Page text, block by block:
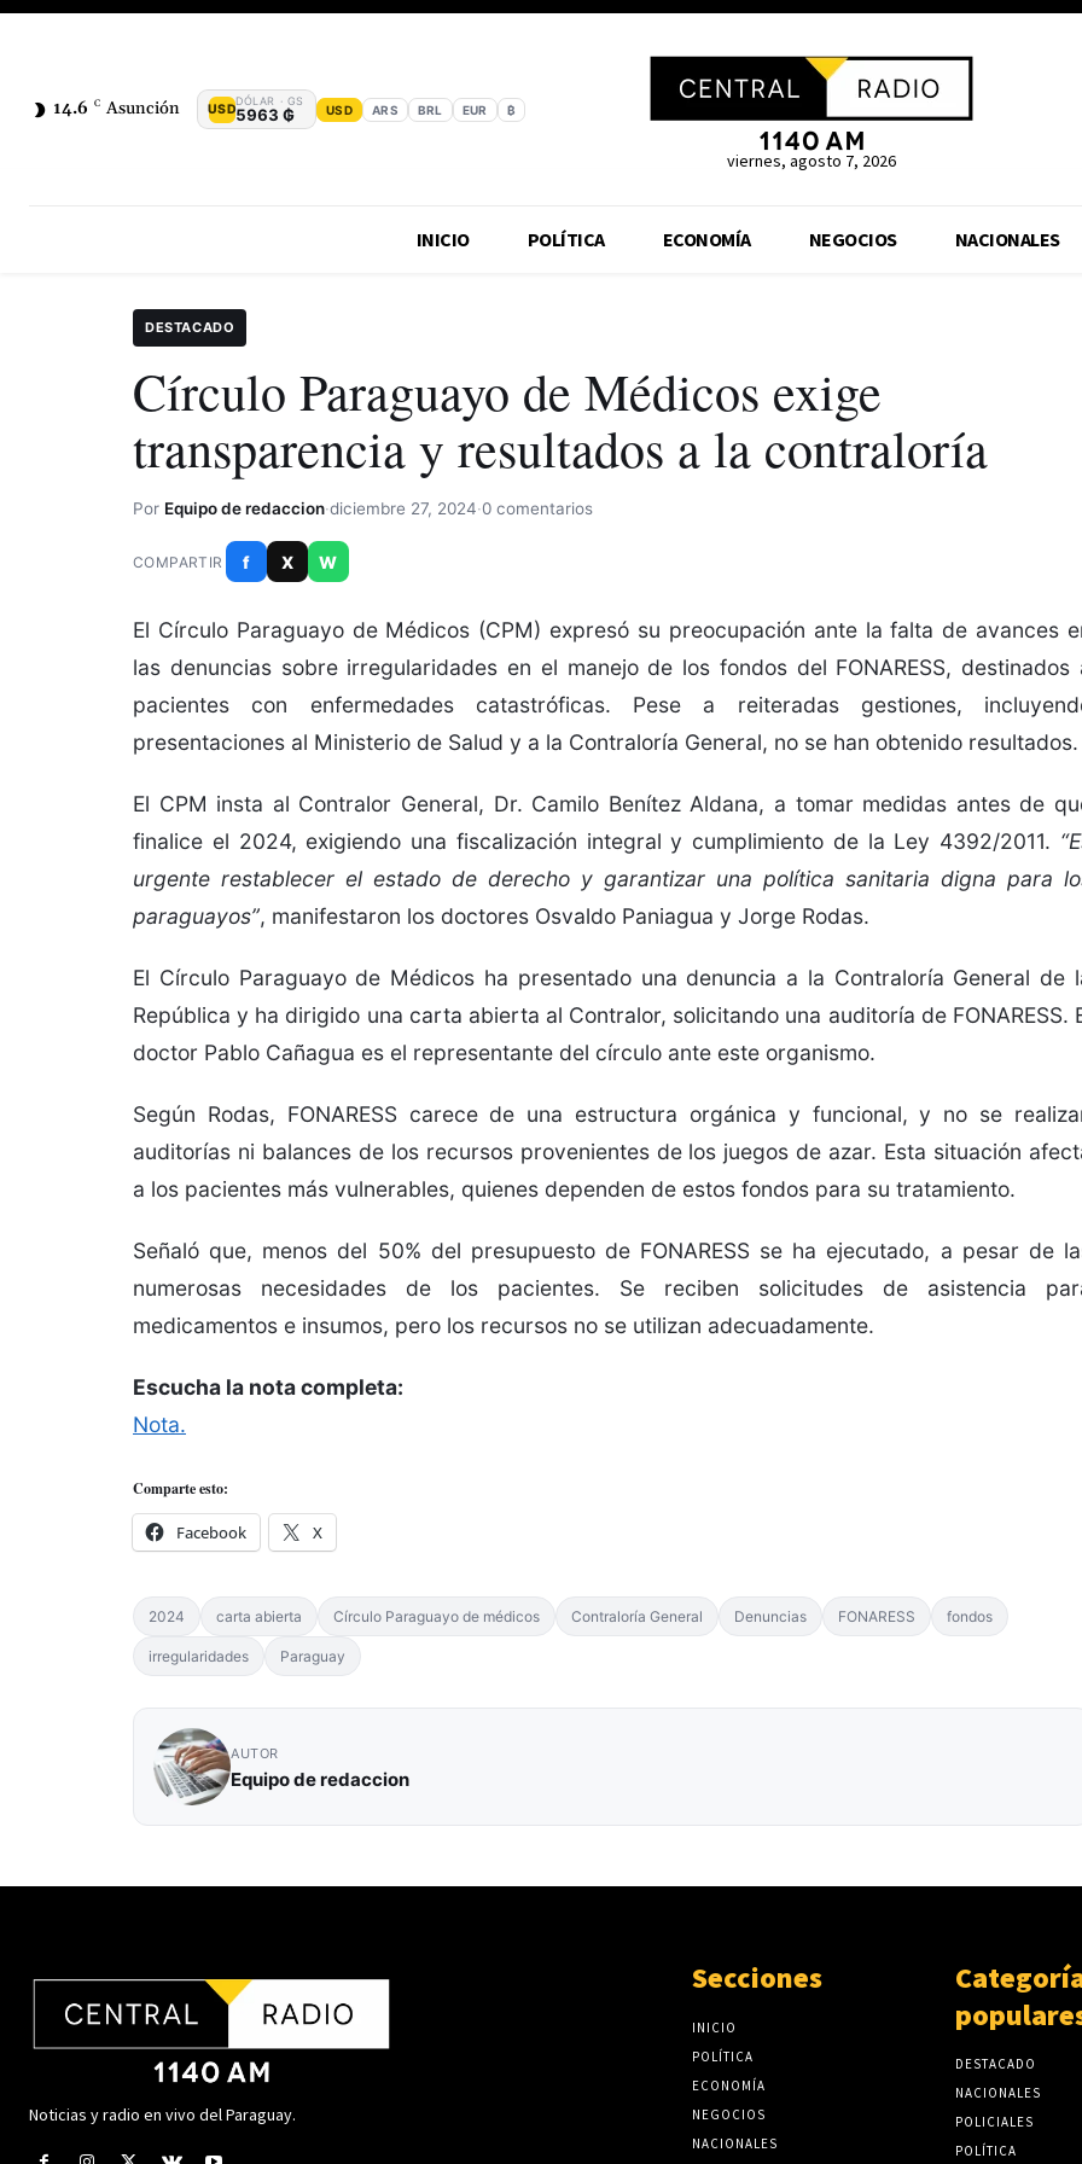
14.6 C Asunción USD
DÓLAR · GS
5963 ₲ USD ARS BRL EUR ₿
viernes, agosto 7, 2026
INICIO POLÍTICA ECONOMÍA NEGOCIOS NACIONALES
DESTACADO
Círculo Paraguayo de Médicos exige
transparencia y resultados a la contraloría
Por Equipo de redaccion·diciembre 27, 2024·0 comentarios
COMPARTIR f X W
El Círculo Paraguayo de Médicos (CPM) expresó su preocupación ante la falta de avances
las denuncias sobre irregularidades en el manejo de los fondos del FONARESS, destinados
pacientes con enfermedades catastróficas. Pese a reiteradas gestiones,
presentaciones al Ministerio de Salud y a la Contraloría General, no se han obtenido resultados.
El CPM insta al Contralor General, Dr. Camilo Benítez Aldana, a tomar medidas antes de
finalice el 2024, exigiendo una fiscalización integral y cumplimiento de la Ley 4392/2011.
urgente restablecer el estado de derecho y garantizar una política sanitaria digna para
paraguayos”, manifestaron los doctores Osvaldo Paniagua y Jorge Rodas.
El Círculo Paraguayo de Médicos ha presentado una denuncia a la Contraloría General de
República y ha dirigido una carta abierta al Contralor, solicitando una auditoría de FONARESS.
doctor Pablo Cañagua es el representante del círculo ante este organismo.
Según Rodas, FONARESS carece de una estructura orgánica y funcional, y no se
auditorías ni balances de los recursos provenientes de los juegos de azar. Esta situación
a los pacientes más vulnerables, quienes dependen de estos fondos para su tratamiento.
Señaló que, menos del 50% del presupuesto de FONARESS se ha ejecutado, a pesar de
numerosas necesidades de los pacientes. Se reciben solicitudes de asistencia
medicamentos e insumos, pero los recursos no se utilizan adecuadamente.
Escucha la nota completa:
Nota.
Comparte esto:
Facebook X
2024 carta abierta Círculo Paraguayo de médicos Contraloría General Denuncias FONARESS fondos
irregularidades Paraguay
AUTOR
Equipo de redaccion
Noticias y radio en vivo del Paraguay.
Secciones
INICIO
POLÍTICA
ECONOMÍA
NEGOCIOS
NACIONALES
DESTACADO
NACIONALES
POLICIALES
POLÍTICA